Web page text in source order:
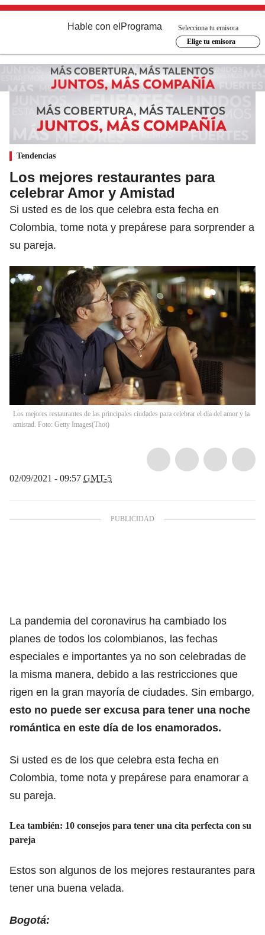
Hable con el Programa
Selecciona tu emisora
Elige tu emisora
Tendencias
Los mejores restaurantes para
celebrar Amor y Amistad
Si usted es de los que celebra esta fecha en
Colombia, tome nota y prepárese para sorprender a
su pareja.
Los mejores restaurantes de las principales ciudades para celebrar el día del amor y la
amistad. Foto: Getty Images(Thot)
02/09/2021 - 09:57 GMT-5
La pandemia del coronavirus ha cambiado los
planes de todos los colombianos, las fechas
especiales e importantes ya no son celebradas de
la misma manera, debido a las restricciones que
rigen en la gran mayoría de ciudades. Sin embargo,
esto no puede ser excusa para tener una noche
romántica en este día de los enamorados.
Si usted es de los que celebra esta fecha en
Colombia, tome nota y prepárese para enamorar a
su pareja.
Lea también: 10 consejos para tener una cita perfecta con su
pareja
Estos son algunos de los mejores restaurantes para
tener una buena velada.
Bogotá: